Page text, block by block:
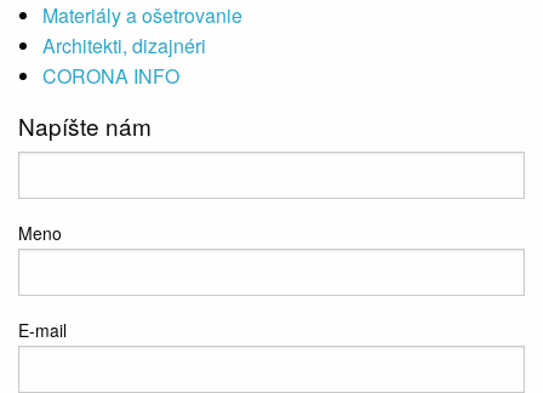
Materiály a ošetrovanie
Architekti, dizajnéri
CORONA INFO
Napíšte nám
Meno
E-mail